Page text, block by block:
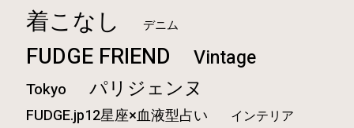
着こなし デニム
FUDGE FRIEND Vintage
Tokyo パリジェンヌ
FUDGE.jp12星座×血液型占い インテリア